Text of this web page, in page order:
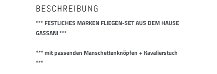
BESCHREIBUNG
*** FESTLICHES MARKEN FLIEGEN-SET AUS DEM HAUSE
GASSANI ***
*** mit passenden Manschettenknöpfen + Kavalierstuch
***